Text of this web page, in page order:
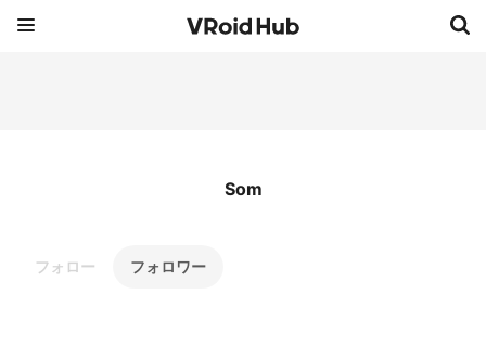
Som
フォロー フォロワー